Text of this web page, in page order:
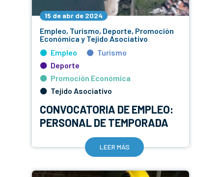
15 de abr de 2024
Empleo, Turismo, Deporte, Promoción
Económica y Tejido Asociativo
Empleo
Turismo
Deporte
Promoción Económica
Tejido Asociativo
CONVOCATORIA DE EMPLEO:
PERSONAL DE TEMPORADA
LEER MÁS